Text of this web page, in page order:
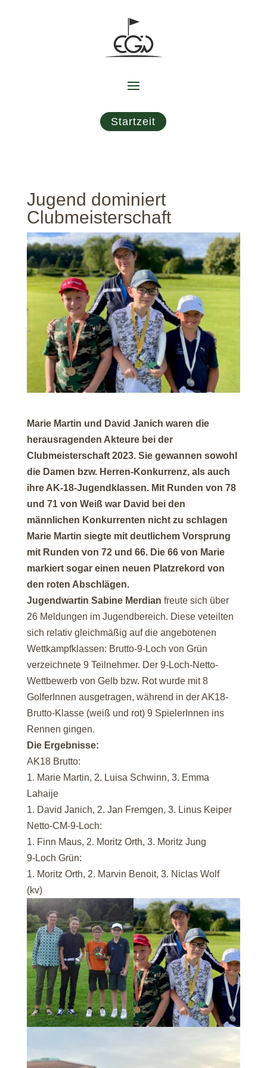
Startzeit
Jugend dominiert
Clubmeisterschaft
Marie Martin und David Janich waren die
herausragenden Akteure bei der
Clubmeisterschaft 2023. Sie gewannen sowohl
die Damen bzw. Herren-Konkurrenz, als auch
ihre AK-18-Jugendklassen. Mit Runden von 78
und 71 von Weiß war David bei den
männlichen Konkurrenten nicht zu schlagen
Marie Martin siegte mit deutlichem Vorsprung
mit Runden von 72 und 66. Die 66 von Marie
markiert sogar einen neuen Platzrekord von
den roten Abschlägen.
Jugendwartin Sabine Merdian freute sich über
26 Meldungen im Jugendbereich. Diese veteilten
sich relativ gleichmäßig auf die angebotenen
Wettkampfklassen: Brutto-9-Loch von Grün
verzeichnete 9 Teilnehmer. Der 9-Loch-Netto-
Wettbewerb von Gelb bzw. Rot wurde mit 8
GolferInnen ausgetragen, während in der AK18-
Brutto-Klasse (weiß und rot) 9 SpielerInnen ins
Rennen gingen.
Die Ergebnisse:
AK18 Brutto:
1. Marie Martin, 2. Luisa Schwinn, 3. Emma
Lahaije
1. David Janich, 2. Jan Fremgen, 3. Linus Keiper
Netto-CM-9-Loch:
1. Finn Maus, 2. Moritz Orth, 3. Moritz Jung
9-Loch Grün:
1. Moritz Orth, 2. Marvin Benoit, 3. Niclas Wolf
(kv)